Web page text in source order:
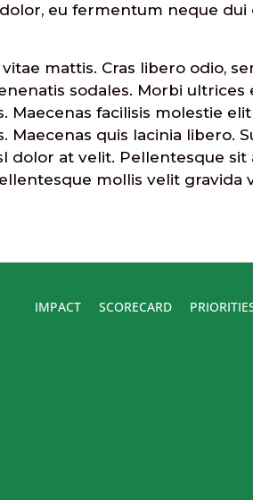
eu fermentum neque dui
mattis. Cras libero odio,
sodales. Morbi
facilisis molestie
quis lacinia libero.
at velit. Pellentesque
mollis velit gravida
IMPACT SCORECARD